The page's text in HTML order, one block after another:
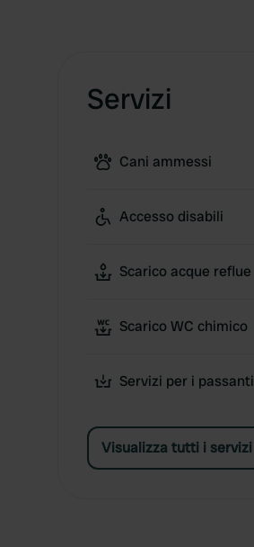
Servizi
Cani ammessi
Accesso disabili
Scarico acque reflue
Scarico WC chimico
Servizi per i passanti
Visualizza tutti i servizi